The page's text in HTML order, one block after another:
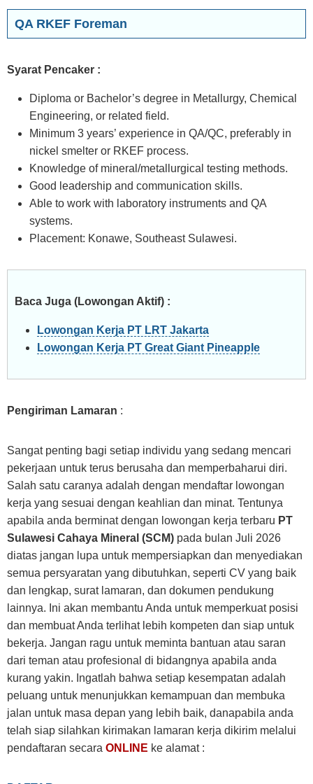
QA RKEF Foreman
Syarat Pencaker :
Diploma or Bachelor’s degree in Metallurgy, Chemical
Engineering, or related field.
Minimum 3 years’ experience in QA/QC, preferably in
nickel smelter or RKEF process.
Knowledge of mineral/metallurgical testing methods.
Good leadership and communication skills.
Able to work with laboratory instruments and QA
systems.
Placement: Konawe, Southeast Sulawesi.
Baca Juga (Lowongan Aktif) :
Lowongan Kerja PT LRT Jakarta
Lowongan Kerja PT Great Giant Pineapple
Pengiriman Lamaran :
Sangat penting bagi setiap individu yang sedang mencari
pekerjaan untuk terus berusaha dan memperbaharui diri.
Salah satu caranya adalah dengan mendaftar lowongan
kerja yang sesuai dengan keahlian dan minat. Tentunya
apabila anda berminat dengan lowongan kerja terbaru PT
Sulawesi Cahaya Mineral (SCM) pada bulan Juli 2026
diatas jangan lupa untuk mempersiapkan dan menyediakan
semua persyaratan yang dibutuhkan, seperti CV yang baik
dan lengkap, surat lamaran, dan dokumen pendukung
lainnya. Ini akan membantu Anda untuk memperkuat posisi
dan membuat Anda terlihat lebih kompeten dan siap untuk
bekerja. Jangan ragu untuk meminta bantuan atau saran
dari teman atau profesional di bidangnya apabila anda
kurang yakin. Ingatlah bahwa setiap kesempatan adalah
peluang untuk menunjukkan kemampuan dan membuka
jalan untuk masa depan yang lebih baik, danapabila anda
telah siap silahkan kirimakan lamaran kerja dikirim melalui
pendaftaran secara ONLINE ke alamat :